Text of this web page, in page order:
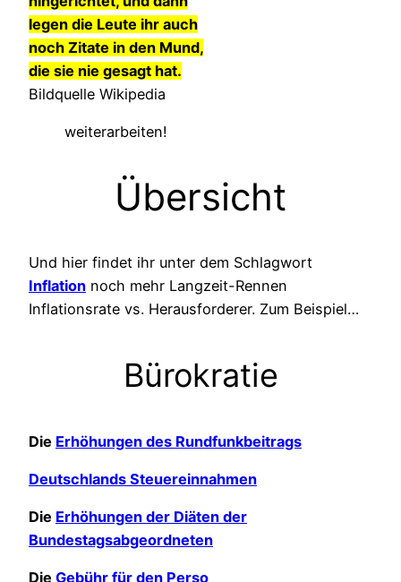
legen die Leute ihr auch
noch Zitate in den Mund,
die sie nie gesagt hat.
Bildquelle Wikipedia
weiterarbeiten!
Übersicht
Und hier findet ihr unter dem Schlagwort
Inflation noch mehr Langzeit-Rennen
Inflationsrate vs. Herausforderer. Zum Beispiel…
Bürokratie
Die Erhöhungen des Rundfunkbeitrags
Deutschlands Steuereinnahmen
Die Erhöhungen der Diäten der
Bundestagsabgeordneten
Die Gebühr für den Perso